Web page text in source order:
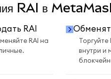
RAI в
RAI
RAI на
Торгуйте
внутри и